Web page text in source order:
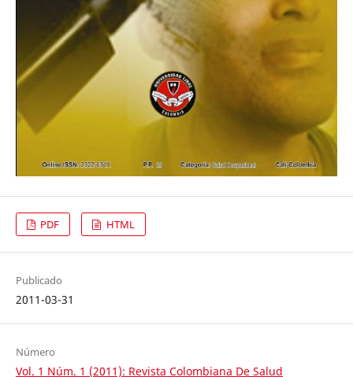
PDF HTML
Publicado
2011-03-31
Número
Vol. 1 Núm. 1 (2011): Revista Colombiana De Salud